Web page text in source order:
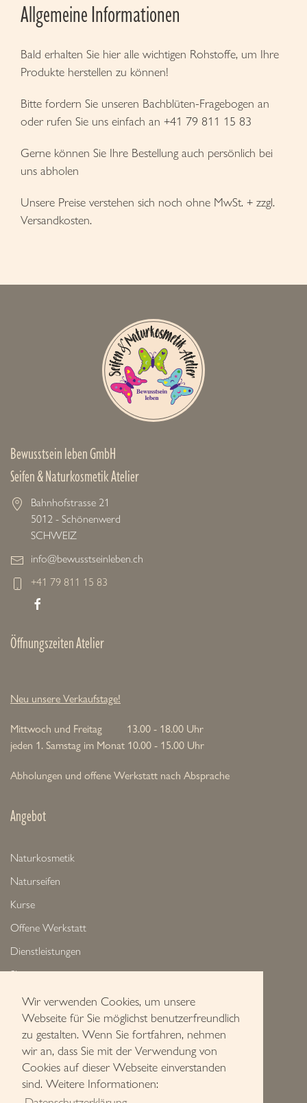
Wir verwenden Cookies, um unsere
Webseite für Sie möglichst benutzerfreundlich
zu gestalten. Wenn Sie fortfahren, nehmen
wir an, dass Sie mit der Verwendung von
Cookies auf dieser Webseite einverstanden
sind. Weitere Informationen:
Allgemeine Informationen
Bald erhalten Sie hier alle wichtigen Rohstoffe, um Ihre
Produkte herstellen zu können!
Bitte fordern Sie unseren Bachblüten-Fragebogen an
oder rufen Sie uns einfach an +41 79 811 15 83
Gerne können Sie Ihre Bestellung auch persönlich bei
uns abholen
Unsere Preise verstehen sich noch ohne MwSt. + zzgl.
Versandkosten.
Bewusstsein leben GmbH
Seifen & Naturkosmetik Atelier
Bahnhofstrasse 21
5012 - Schönenwerd
SCHWEIZ
info@bewusstseinleben.ch
+41 79 811 15 83
Öffnungszeiten Atelier
Neu unsere Verkaufstage!
Mittwoch und Freitag 13.00 - 18.00 Uhr
jeden 1. Samstag im Monat 10.00 - 15.00 Uhr
Abholungen und offene Werkstatt nach Absprache
Angebot
Naturkosmetik
Naturseifen
Kurse
Offene Werkstatt
Dienstleistungen
Shop
Service
Kontakt
Sitemap